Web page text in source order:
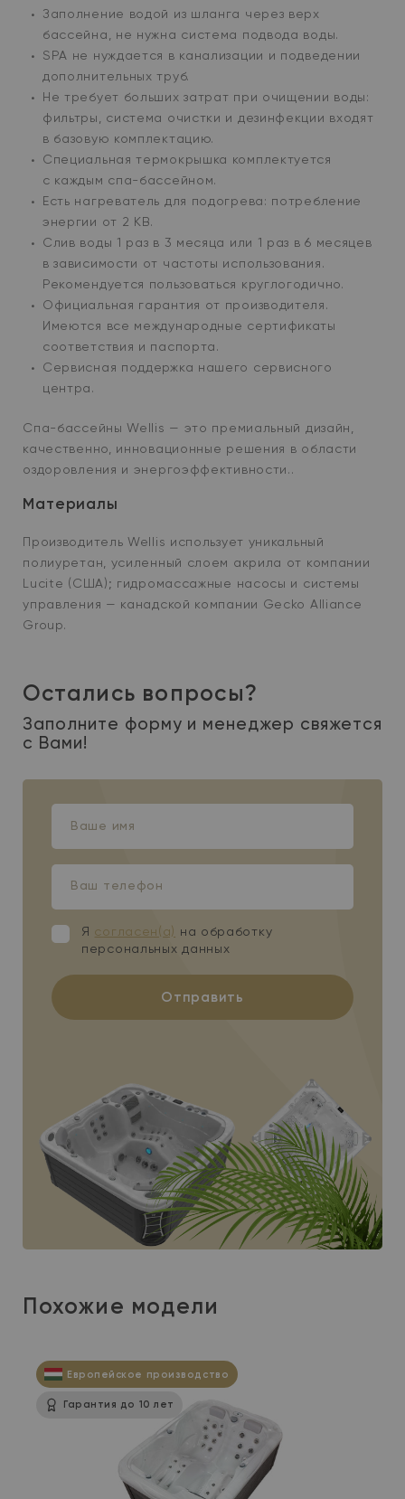
Заполнение водой из шланга через верх
бассейна, не нужна система подвода воды.
SPA не нуждается в канализации и подведении
дополнительных труб.
Не требует больших затрат при очищении воды:
фильтры, система очистки и дезинфекции входят
в базовую комплектацию.
Специальная термокрышка комплектуется
с каждым спа-бассейном.
Есть нагреватель для подогрева: потребление
энергии от 2 КВ.
Слив воды 1 раз в 3 месяца или 1 раз в 6 месяцев
в зависимости от частоты использования.
Рекомендуется пользоваться круглогодично.
Официальная гарантия от производителя.
Имеются все международные сертификаты
соответствия и паспорта.
Сервисная поддержка нашего сервисного
центра.
Спа-бассейны Wellis — это премиальный дизайн,
качественно, инновационные решения в области
оздоровления и энергоэффективности..
Материалы
Производитель Wellis использует уникальный
полиуретан, усиленный слоем акрила от компании
Lucite (США); гидромассажные насосы и системы
управления — канадской компании Gecko Alliance
Group.
Остались вопросы?
Заполните форму и менеджер свяжется
с Вами!
имя
Ваш
телефон
Я согласен(а) на обработку
персональных данных
Отправить
Похожие модели
Европейское производство
Гарантия до 10 лет
согласен(а)
персональных данных
Жду звонок